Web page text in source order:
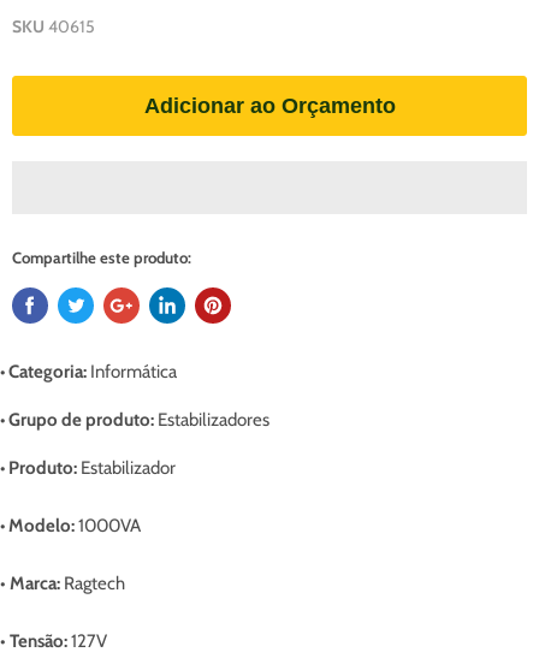
SKU 40615
Adicionar ao Orçamento
Compartilhe este produto:
• Categoria: Informática
• Grupo de produto: Estabilizadores
• Produto: Estabilizador
• Modelo:1000VA
• Marca: Ragtech
• Tensão:127V